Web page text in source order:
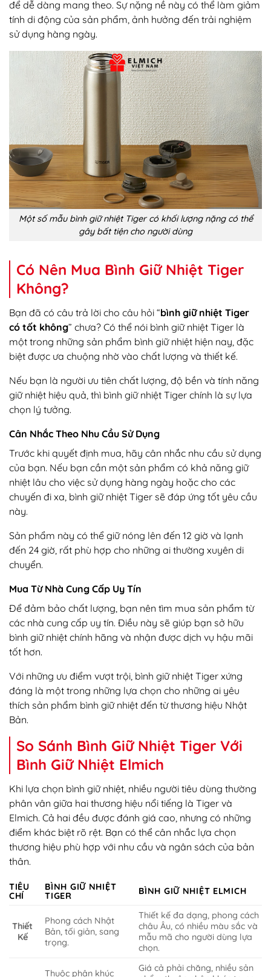
để dễ dàng mang theo. Sự nặng nề này có thể làm giảm
tính di động của sản phẩm, ảnh hưởng đến trải nghiệm
sử dụng hàng ngày.
Một số mẫu bình giữ nhiệt Tiger có khối lượng nặng có thể
gây bất tiện cho người dùng
Có Nên Mua Bình Giữ Nhiệt Tiger
Không?
Bạn đã có câu trả lời cho câu hỏi “bình giữ nhiệt Tiger
có tốt không” chưa? Có thể nói bình giữ nhiệt Tiger là
một trong những sản phẩm bình giữ nhiệt hiện nay, đặc
biệt được ưa chuộng nhờ vào chất lượng và thiết kế.
Nếu bạn là người ưu tiên chất lượng, độ bền và tính năng
giữ nhiệt hiệu quả, thì bình giữ nhiệt Tiger chính là sự lựa
chọn lý tưởng.
Cân Nhắc Theo Nhu Cầu Sử Dụng
Trước khi quyết định mua, hãy cân nhắc nhu cầu sử dụng
của bạn. Nếu bạn cần một sản phẩm có khả năng giữ
nhiệt lâu cho việc sử dụng hàng ngày hoặc cho các
chuyến đi xa, bình giữ nhiệt Tiger sẽ đáp ứng tốt yêu cầu
này.
Sản phẩm này có thể giữ nóng lên đến 12 giờ và lạnh
đến 24 giờ, rất phù hợp cho những ai thường xuyên di
chuyển.
Mua Từ Nhà Cung Cấp Uy Tín
Để đảm bảo chất lượng, bạn nên tìm mua sản phẩm từ
các nhà cung cấp uy tín. Điều này sẽ giúp bạn sở hữu
bình giữ nhiệt chính hãng và nhận được dịch vụ hậu mãi
tốt hơn.
Với những ưu điểm vượt trội, bình giữ nhiệt Tiger xứng
đáng là một trong những lựa chọn cho những ai yêu
thích sản phẩm bình giữ nhiệt đến từ thương hiệu Nhật
Bản.
So Sánh Bình Giữ Nhiệt Tiger Với
Bình Giữ Nhiệt Elmich
Khi lựa chọn bình giữ nhiệt, nhiều người tiêu dùng thường
phân vân giữa hai thương hiệu nổi tiếng là Tiger và
Elmich. Cả hai đều được đánh giá cao, nhưng có những
điểm khác biệt rõ rệt. Bạn có thể cân nhắc lựa chọn
thương hiệu phù hợp với nhu cầu và ngân sách của bản
thân.
TIÊU
CHÍ
BÌNH GIỮ NHIỆT
TIGER
BÌNH GIỮ NHIỆT ELMICH
Thiết
Kế
Phong cách Nhật
Bản, tối giản, sang
trọng.
Thiết kế đa dạng, phong cách
châu Âu, có nhiều màu sắc và
mẫu mã cho người dùng lựa
chọn.
Thuộc phân khúc
Giá cả phải chăng, nhiều sản